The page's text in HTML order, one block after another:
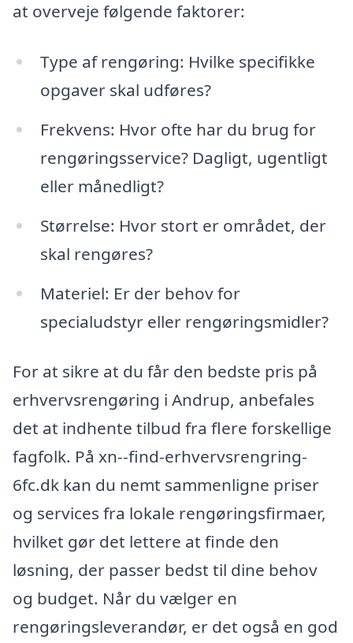
at overveje følgende faktorer:
Type af rengøring: Hvilke specifikke
opgaver skal udføres?
Frekvens: Hvor ofte har du brug for
rengøringsservice? Dagligt, ugentligt
eller månedligt?
Størrelse: Hvor stort er området, der
skal rengøres?
Materiel: Er der behov for
specialudstyr eller rengøringsmidler?
For at sikre at du får den bedste pris på
erhvervsrengøring i Andrup, anbefales
det at indhente tilbud fra flere forskellige
fagfolk. På xn--find-erhvervsrengring-
6fc.dk kan du nemt sammenligne priser
og services fra lokale rengøringsfirmaer,
hvilket gør det lettere at finde den
løsning, der passer bedst til dine behov
og budget. Når du vælger en
rengøringsleverandør, er det også en god